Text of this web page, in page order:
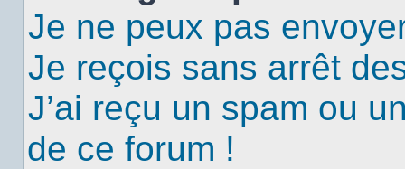
Je ne peux pas
Je reçois sans arrêt
J’ai reçu un spam ou
de ce forum !